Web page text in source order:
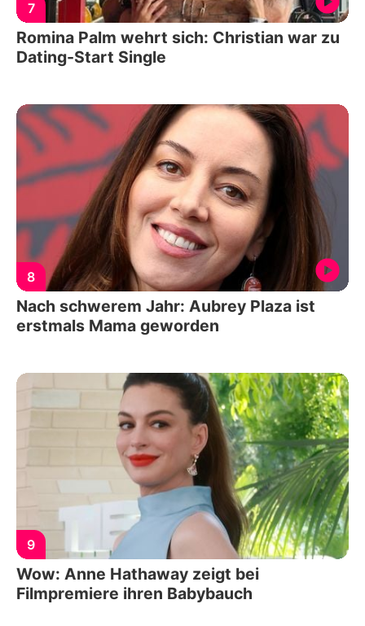
7
Romina Palm wehrt sich: Christian war zu
Dating-Start Single
8
Nach schwerem Jahr: Aubrey Plaza ist
erstmals Mama geworden
9
Wow: Anne Hathaway zeigt bei
Filmpremiere ihren Babybauch